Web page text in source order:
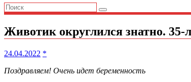
Животик округлился знатно.
24.04.2022 *
Поздравляем! Очень идет беременность